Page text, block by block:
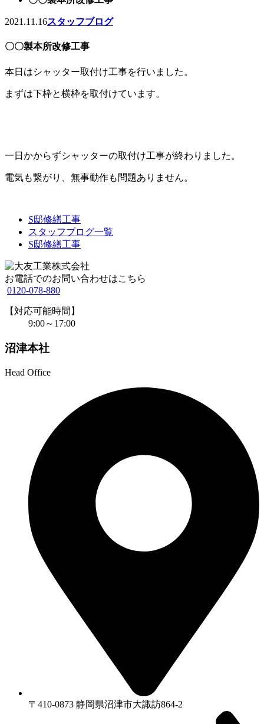
2021.11.16スタッフブログ
〇〇製本所改修工事
本日はシャッター取付け工事を行いました。
まずは下枠と横枠を取付けています。
一日かからずシャッターの取付け工事が終わりました。
電気も繋がり、無事動作も問題ありません。
S邸修繕工事
スタッフブログ一覧
S邸修繕工事
お電話でのお問い合わせはこちら
0120-078-880
【対応可能時間】
9:00～17:00
沼津本社
Head Office
〒410-0873 静岡県沼津市⼤諏訪864-2